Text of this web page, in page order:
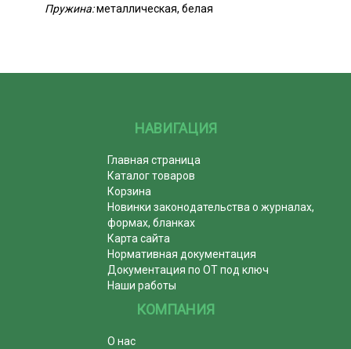
Пружина:металлическая, белая
НАВИГАЦИЯ
Главная страница
Каталог товаров
Корзина
Новинки законодательства о журналах,
формах, бланках
Карта сайта
Нормативная документация
Документация по ОТ под ключ
Наши работы
КОМПАНИЯ
О нас